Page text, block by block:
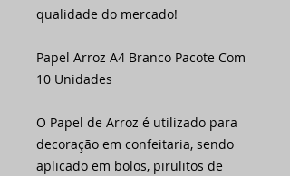
qualidade do mercado!
Papel Arroz A4 Branco Pacote Com
10 Unidades
O Papel de Arroz é utilizado para
decoração em confeitaria, sendo
aplicado em bolos, pirulitos de